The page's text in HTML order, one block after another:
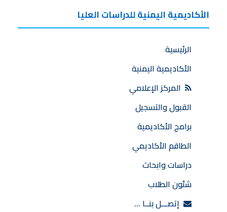
الأكاديمية اليمنية للدراسات العليا
الرئيسية
الأكاديمية اليمنية
المركز الإعلامي
القبول والتسجيل
برامج الأكاديمية
الطاقم الأكاديمي
دراسات وابحاث
شئون الطلاب
إتصـــل بنــا …